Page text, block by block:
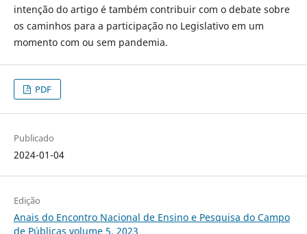
intenção do artigo é também contribuir com o debate sobre
os caminhos para a participação no Legislativo em um
momento com ou sem pandemia.
PDF
Publicado
2024-01-04
Edição
Anais do Encontro Nacional de Ensino e Pesquisa do Campo
de Públicas volume 5, 2023